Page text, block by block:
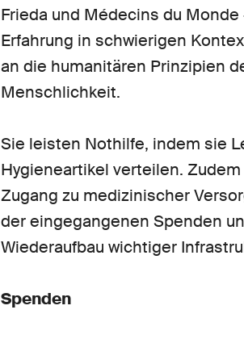
Frieda und Médecins du
Erfahrung in schwierigen
an die humanitären Prinzipien
Menschlichkeit.
Sie leisten Nothilfe, indem sie
Hygieneartikel verteilen.
Zugang zu medizinischer
der eingegangenen Spenden
Wiederaufbau wichtiger
Spenden